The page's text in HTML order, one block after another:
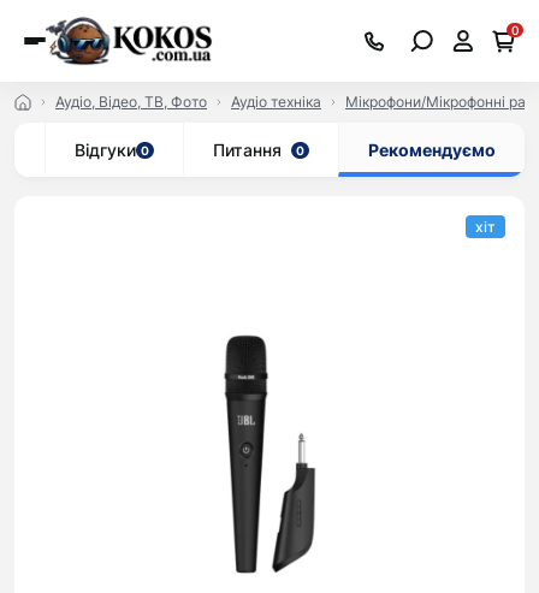
0
Аудіо, Відео, ТВ, Фото Аудіо техніка Мікрофони/Мікрофонні
Відгуки 0 Питання 0 Рекомендуємо
хіт